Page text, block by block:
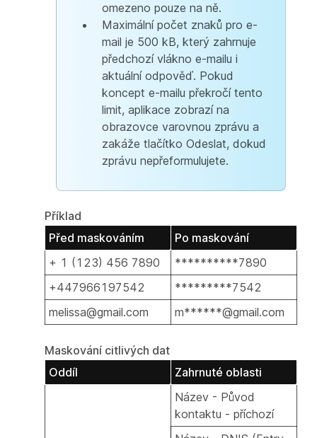
omezeno pouze na ně.
Maximální počet znaků pro e-
mail je 500 kB, který zahrnuje
předchozí vlákno e-mailu i
aktuální odpověď. Pokud
koncept e-mailu překročí tento
limit, aplikace zobrazí na
obrazovce varovnou zprávu a
zakáže tlačítko Odeslat, dokud
zprávu nepřeformulujete.
Příklad
Před maskováním
Po maskování
+ 1 (123) 456 7890
**********7890
+447966197542
*********7542
melissa@gmail.com
m******@gmail.com
Maskování citlivých dat
Oddíl
Zahrnuté oblasti
Název - Původ
kontaktu - příchozí